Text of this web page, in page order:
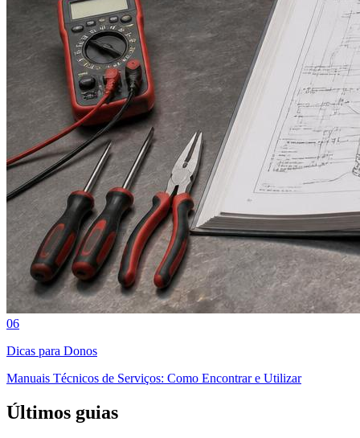
06
Dicas para Donos
Manuais Técnicos de Serviços: Como Encontrar e Utilizar
Últimos guias